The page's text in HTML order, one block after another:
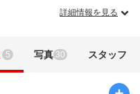
詳細情報を見る
5 写真 30 スタッフ